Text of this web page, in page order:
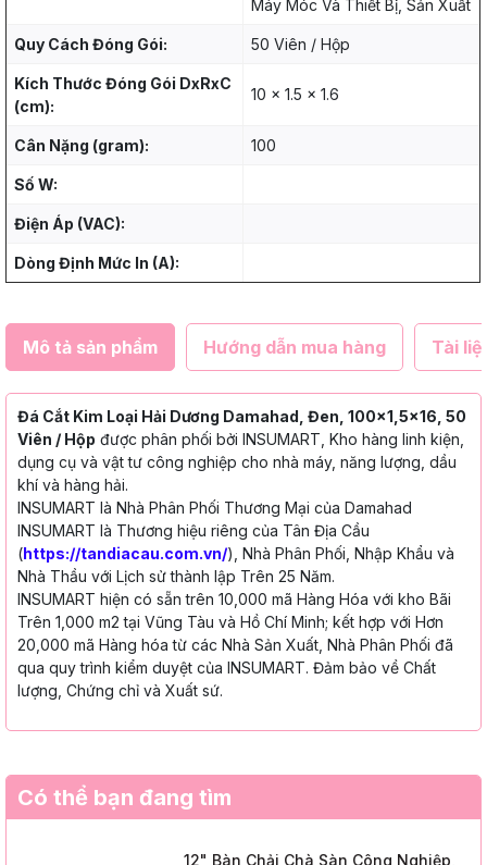
Máy Móc Và Thiết Bị, Sản Xuất
Quy Cách Đóng Gói: 50 Viên / Hộp
Kích Thước Đóng Gói DxRxC
(cm):
10 x 1.5 x 1.6
Cân Nặng (gram): 100
Số W:
Điện Áp (VAC):
Dòng Định Mức In (A):
Mô tả sản phẩm Hướng dẫn mua hàng Tài
Đá Cắt Kim Loại Hải Dương Damahad, Đen, 100x1,5x16, 50
Viên / Hộp được phân phối bởi INSUMART, Kho hàng linh kiện,
dụng cụ và vật tư công nghiệp cho nhà máy, năng lượng, dầu
khí và hàng hải.
INSUMART là Nhà Phân Phối Thương Mại của Damahad
INSUMART là Thương hiệu riêng của Tân Địa Cầu
(https://tandiacau.com.vn/), Nhà Phân Phối, Nhập Khẩu và
Nhà Thầu với Lịch sử thành lập Trên 25 Năm.
INSUMART hiện có sẵn trên 10,000 mã Hàng Hóa với kho Bãi
Trên 1,000 m2 tại Vũng Tàu và Hồ Chí Minh; kết hợp với Hơn
20,000 mã Hàng hóa từ các Nhà Sản Xuất, Nhà Phân Phối đã
qua quy trình kiểm duyệt của INSUMART. Đảm bảo về Chất
lượng, Chứng chỉ và Xuất sứ.
Có thể bạn đang tìm
12" Bàn Chải Chà Sàn Công Nghiệp,